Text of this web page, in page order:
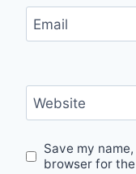
Email
Website
Save my
browser for